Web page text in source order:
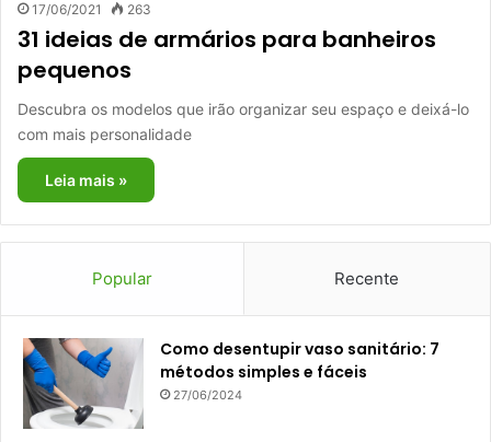
17/06/2021 263
31 ideias de armários para banheiros
pequenos
Descubra os modelos que irão organizar seu espaço e deixá-lo
com mais personalidade
Leia mais »
Popular Recente
Como desentupir vaso sanitário: 7
métodos simples e fáceis
27/06/2024